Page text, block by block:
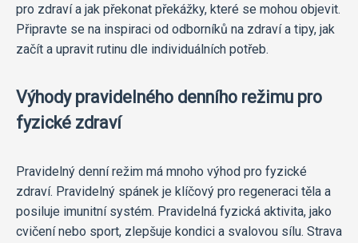
pro zdraví a jak překonat překážky, které se mohou objevit.
Připravte se na inspiraci od odborníků na zdraví a tipy, jak
začít a upravit rutinu dle individuálních potřeb.
Výhody pravidelného denního režimu pro
fyzické zdraví
Pravidelný denní režim má mnoho výhod pro fyzické
zdraví. Pravidelný spánek je klíčový pro regeneraci těla a
posiluje imunitní systém. Pravidelná fyzická aktivita, jako
cvičení nebo sport, zlepšuje kondici a svalovou sílu. Strava